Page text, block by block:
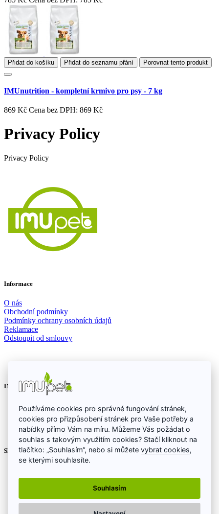
Přidat do košíku Přidat do seznamu přání Porovnat tento produkt
IMUnutrition - kompletní krmivo pro psy - 7 kg
869 Kč Cena bez DPH: 869 Kč
Privacy Policy
Privacy Policy
Informace
O nás
Obchodní podmínky
Podmínky ochrany osobních údajů
Reklamace
Odstoupit od smlouvy
IMUpet, s.r.o.
provozovna Letohrad
Mírová 891, 561 51 Letohrad
+420 602 303 866
obchod@imupet.cz
Sledujte nás také na sociálních sítích
Používáme cookies pro správné fungování stránek,
cookies pro přizpůsobení stránek pro Vaše potřeby a
nabídky přímo Vám na míru. Můžeme Vás požádat o
souhlas s takovým využitím cookies? Stačí kliknout na
tlačítko: „Souhlasím“, nebo si můžetevybrat cookies,
se kterými souhlasíte.
Souhlasím